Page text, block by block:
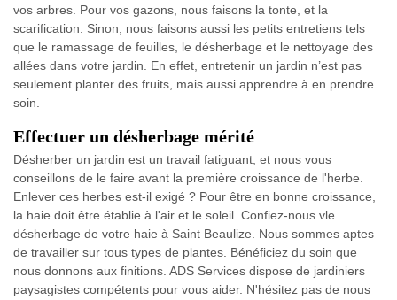
vos arbres. Pour vos gazons, nous faisons la tonte, et la
scarification. Sinon, nous faisons aussi les petits entretiens tels
que le ramassage de feuilles, le désherbage et le nettoyage des
allées dans votre jardin. En effet, entretenir un jardin n’est pas
seulement planter des fruits, mais aussi apprendre à en prendre
soin.
Effectuer un désherbage mérité
Désherber un jardin est un travail fatiguant, et nous vous
conseillons de le faire avant la première croissance de l'herbe.
Enlever ces herbes est-il exigé ? Pour être en bonne croissance,
la haie doit être établie à l'air et le soleil. Confiez-nous vle
désherbage de votre haie à Saint Beaulize. Nous sommes aptes
de travailler sur tous types de plantes. Bénéficiez du soin que
nous donnons aux finitions. ADS Services dispose de jardiniers
paysagistes compétents pour vous aider. N'hésitez pas de nous